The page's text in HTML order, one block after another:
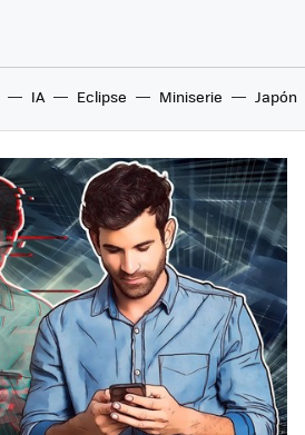
IA Eclipse Miniserie Japón